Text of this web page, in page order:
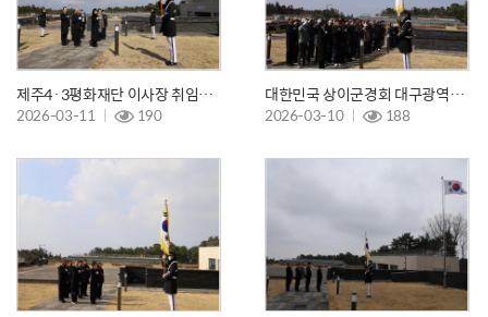
제주4·3평화재단 이사장 취임참배(26.03.11.)
2026-03-11 190
대한민국 상이군경회 대구광역시지부 현충탑 참배(26.03.10.)
2026-03-10 188